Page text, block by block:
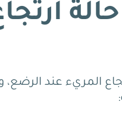
المريء عند